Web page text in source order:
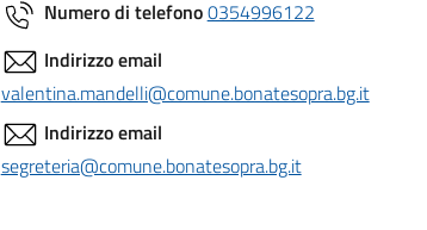
Numero di telefono0354996122
Indirizzo email
valentina.mandelli@comune.bonatesopra.bg.it
Indirizzo email
segreteria@comune.bonatesopra.bg.it